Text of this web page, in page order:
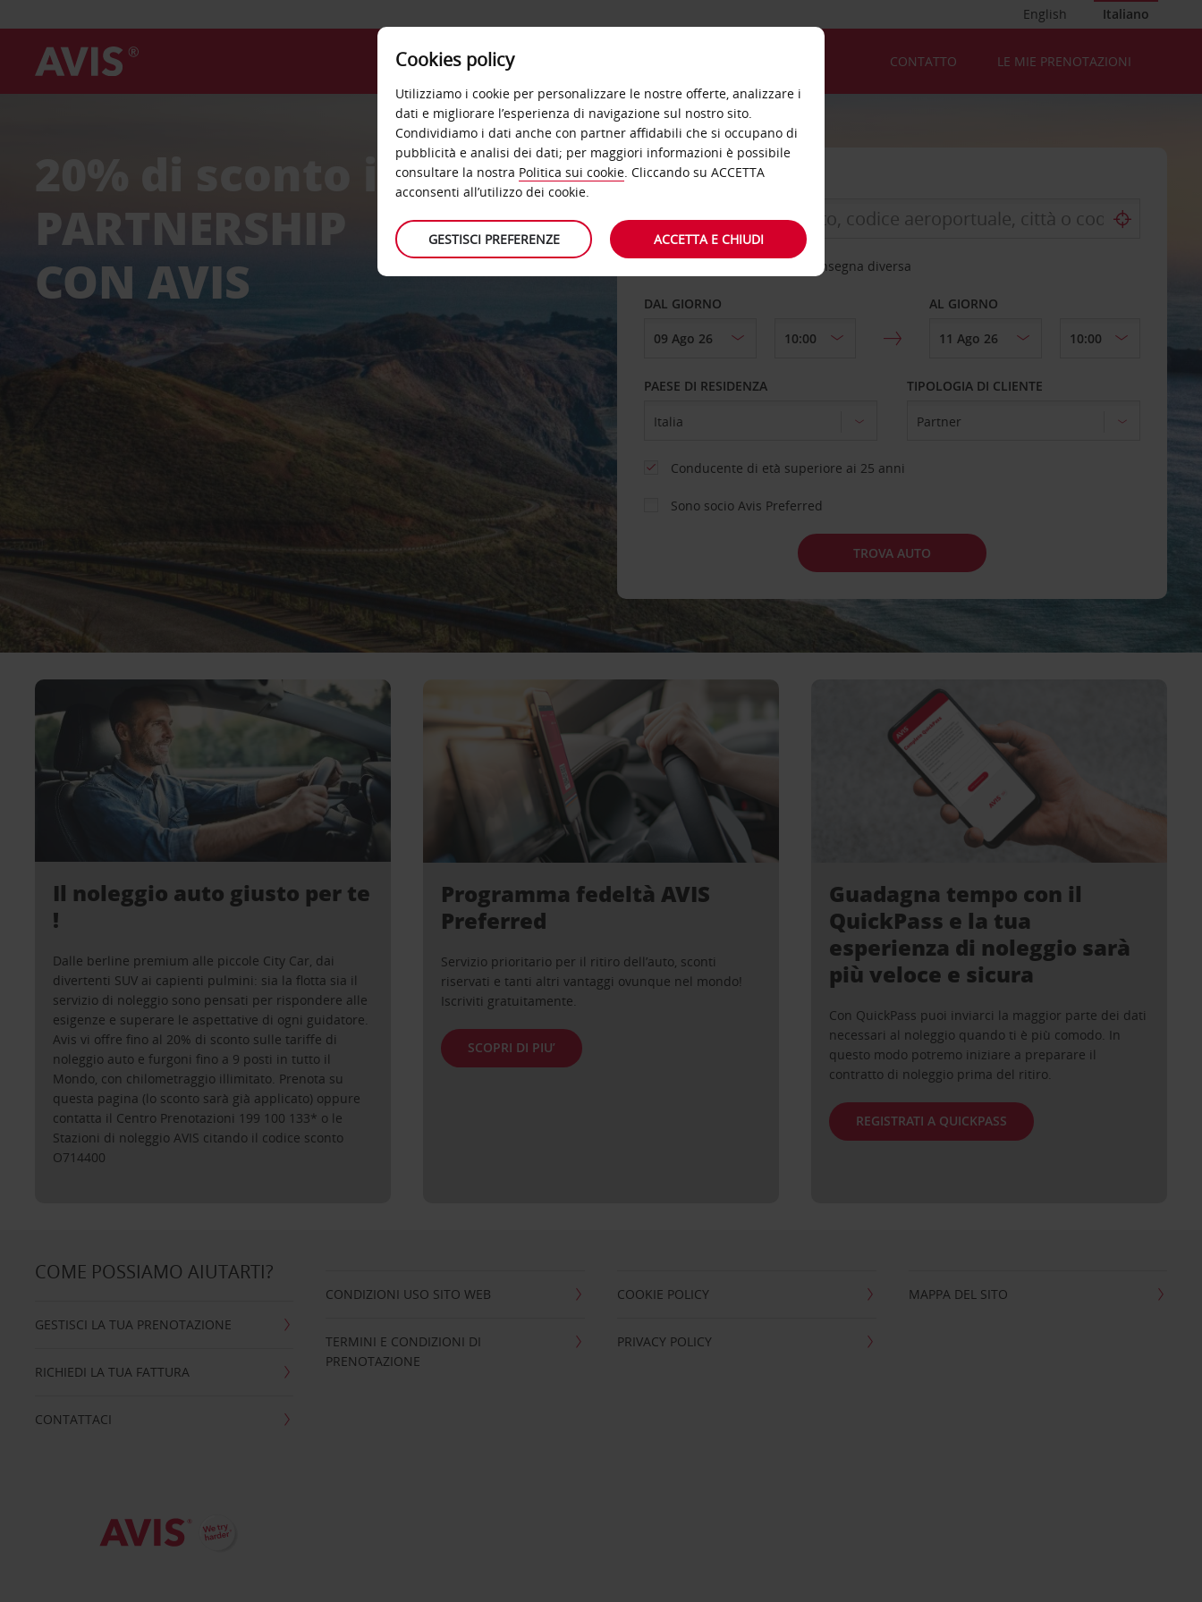
English Italiano
CONTATTO LE MIE PRENOTAZIONI
20% di sconto in
PARTNERSHIP
CON AVIS
Scegli una località di riconsegna diversa
DAL GIORNO AL GIORNO
PAESE DI RESIDENZA TIPOLOGIA DI CLIENTE
Conducente di età superiore ai 25 anni
Sono socio Avis Preferred
TROVA AUTO
Il noleggio auto giusto per te
!
Dalle berline premium alle piccole City Car, dai
divertenti SUV ai capienti pulmini: sia la flotta sia il
servizio di noleggio sono pensati per rispondere alle
esigenze e superare le aspettative di ogni guidatore.
Avis vi offre fino al 20% di sconto sulle tariffe di
noleggio auto e furgoni fino a 9 posti in tutto il
Mondo, con chilometraggio illimitato. Prenota su
questa pagina (lo sconto sarà già applicato) oppure
contatta il Centro Prenotazioni 199 100 133* o le
Stazioni di noleggio AVIS citando il codice sconto
O714400
Programma fedeltà AVIS
Preferred
Servizio prioritario per il ritiro dell’auto, sconti
riservati e tanti altri vantaggi ovunque nel mondo!
Iscriviti gratuitamente.
SCOPRI DI PIU’
Guadagna tempo con il
QuickPass e la tua
esperienza di noleggio sarà
più veloce e sicura
Con QuickPass puoi inviarci la maggior parte dei dati
necessari al noleggio quando ti è più comodo. In
questo modo potremo iniziare a preparare il
contratto di noleggio prima del ritiro.
REGISTRATI A QUICKPASS
COME POSSIAMO AIUTARTI?
GESTISCI LA TUA PRENOTAZIONE
RICHIEDI LA TUA FATTURA
CONTATTACI
CONDIZIONI USO SITO WEB
TERMINI E CONDIZIONI DI
PRENOTAZIONE
COOKIE POLICY
PRIVACY POLICY
MAPPA DEL SITO
Cookies policy
Utilizziamo i cookie per personalizzare le nostre offerte, analizzare i
dati e migliorare l’esperienza di navigazione sul nostro sito.
Condividiamo i dati anche con partner affidabili che si occupano di
pubblicità e analisi dei dati; per maggiori informazioni è possibile
consultare la nostra Politica sui cookie. Cliccando su ACCETTA
acconsenti all’utilizzo dei cookie.
GESTISCI PREFERENZE ACCETTA E CHIUDI